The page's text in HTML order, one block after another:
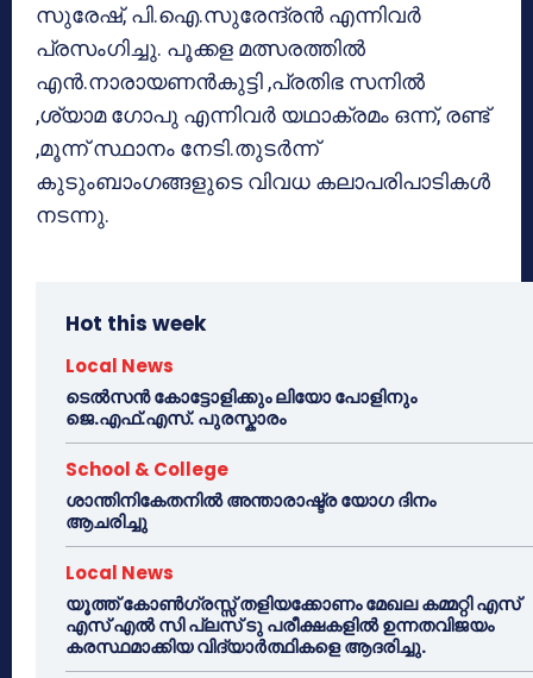
സുരേഷ്, പി.ഐ.സുരേന്ദ്രന്‍ എന്നിവര്‍
പ്രസംഗിച്ചു. പൂക്കള മത്സരത്തില്‍
എന്‍.നാരായണന്‍കുട്ടി ,പ്രതിഭ സനില്‍
,ശ്യാമ ഗോപു എന്നിവര്‍ യഥാക്രമം ഒന്ന്, രണ്ട്
,മൂന്ന് സ്ഥാനം നേടി.തുടര്‍ന്ന്
കുടുംബാംഗങ്ങളുടെ വിവധ കലാപരിപാടികള്‍
നടന്നു.
Hot this week
Local News
ടെൽസൻ കോട്ടോളിക്കും ലിയോ പോളിനും
ജെ.എഫ്.എസ്. പുരസ്കാരം
School & College
ശാന്തിനികേതനിൽ അന്താരാഷ്ട്ര യോഗ ദിനം
ആചരിച്ചു
Local News
യൂത്ത് കോൺഗ്രസ്സ് തളിയക്കോണം മേഖല കമ്മറ്റി എസ്
എസ് എൽ സി പ്ലസ് ടു പരീക്ഷകളിൽ ഉന്നതവിജയം
കരസ്ഥമാക്കിയ വിദ്യാർത്ഥികളെ ആദരിച്ചു.